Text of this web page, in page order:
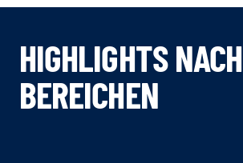
HIGHLIGHTS NACH
BEREICHEN